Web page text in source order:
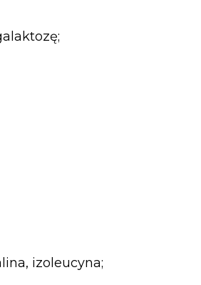
izoleucyna;